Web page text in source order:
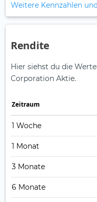
Weitere Kennzahlen
Rendite
Hier siehst du die
Corporation Aktie.
Zeitraum
1 Woche
1 Monat
3 Monate
6 Monate